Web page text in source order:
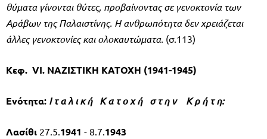
θύματα γίνονται θύτες, προβαίνοντας σε γενοκτονία των
Αράβων της Παλαιστίνης. Η ανθρωπότητα δεν χρειάζεται
άλλες γενοκτονίες και ολοκαυτώματα. (σ.113)
Κεφ. VI. NAΖΙΣΤΙΚΗ ΚΑΤΟΧΗ (1941-1945)
Ενότητα: Ι τ α λ ι κ ή Κ α τ ο χ ή σ τ η ν Κ ρ ή τ η:
Λασίθι 27.5.1941 - 8.7.1943